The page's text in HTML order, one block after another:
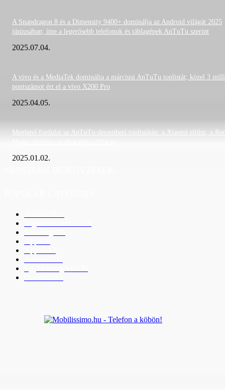
A Snapdragon 8 és a Dimensity 9400+ dominálja az Android világát 2025
júniusában; íme a legerősebb telefonok és táblagépek AnTuTu szerint
2025.07.04.
A vivo és a MediaTek dominálta a márciusi AnTuTu toplistát; közel 3
pontszámot ért el a vivo X200 Pro
2025.04.05.
Meglepő fordulat az AnTuTu decemberi toplistáján: a Xiaomi eltűnt, a
2025.01.02.